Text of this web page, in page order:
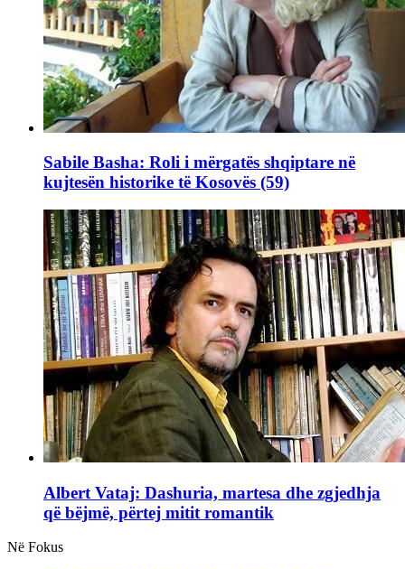
Sabile Basha: Roli i mërgatës shqiptare në
kujtesën historike të Kosovës (59)
Albert Vataj: Dashuria, martesa dhe zgjedhja
që bëjmë, përtej mitit romantik
Në Fokus